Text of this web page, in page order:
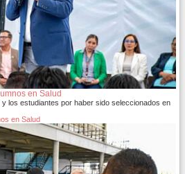
en Salud
los estudiantes por haber sido seleccionados en
en Salud